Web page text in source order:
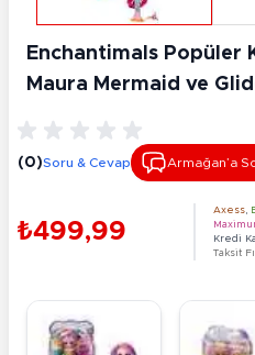
Enchantimals Popüler
Maura Mermaid ve
(0)Soru & Cevap Armağan’a
₺499,99
Axess
Kredi
Taksit